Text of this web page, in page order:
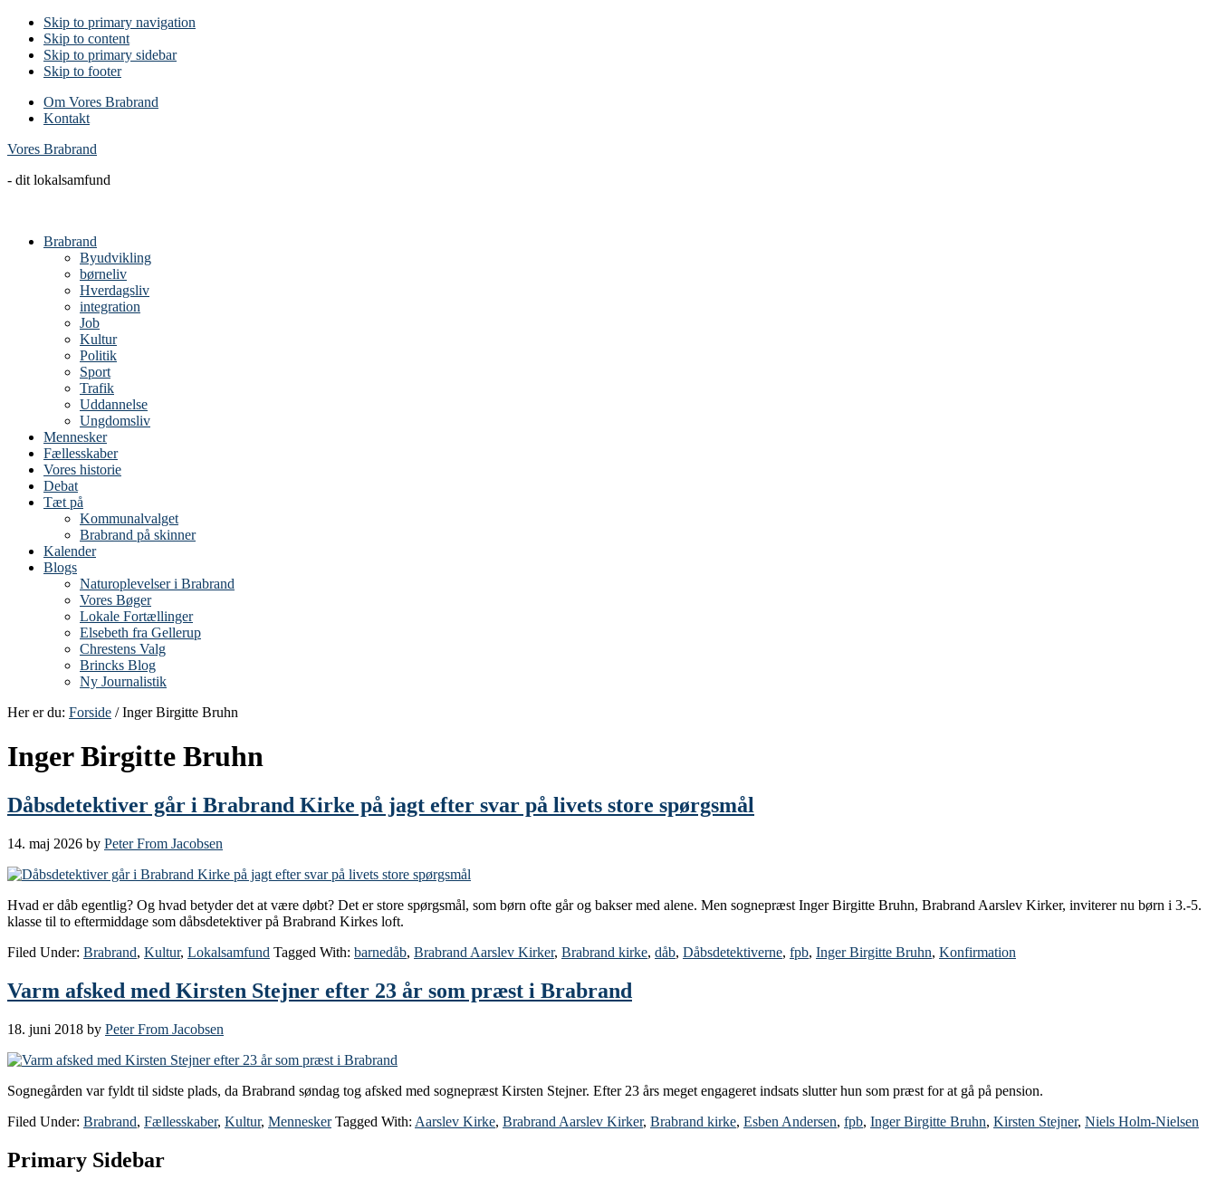
Skip to primary navigation
Skip to content
Skip to primary sidebar
Skip to footer
Om Vores Brabrand
Kontakt
Vores Brabrand
- dit lokalsamfund
Brabrand
Byudvikling
børneliv
Hverdagsliv
integration
Job
Kultur
Politik
Sport
Trafik
Uddannelse
Ungdomsliv
Mennesker
Fællesskaber
Vores historie
Debat
Tæt på
Kommunalvalget
Brabrand på skinner
Kalender
Blogs
Naturoplevelser i Brabrand
Vores Bøger
Lokale Fortællinger
Elsebeth fra Gellerup
Chrestens Valg
Brincks Blog
Ny Journalistik
Her er du: Forside / Inger Birgitte Bruhn
Inger Birgitte Bruhn
Dåbsdetektiver går i Brabrand Kirke på jagt efter svar på livets store spørgsmål
14. maj 2026 by Peter From Jacobsen
Hvad er dåb egentlig? Og hvad betyder det at være døbt? Det er store spørgsmål, som børn ofte går og bakser med alene. Men sognepræst Inger Birgitte Bruhn, Brabrand Aarslev Kirker, inviterer nu børn i 3.-5.
klasse til to eftermiddage som dåbsdetektiver på Brabrand Kirkes loft.
Filed Under: Brabrand, Kultur, Lokalsamfund Tagged With: barnedåb, Brabrand Aarslev Kirker, Brabrand kirke, dåb, Dåbsdetektiverne, fpb, Inger Birgitte Bruhn, Konfirmation
Varm afsked med Kirsten Stejner efter 23 år som præst i Brabrand
18. juni 2018 by Peter From Jacobsen
Sognegården var fyldt til sidste plads, da Brabrand søndag tog afsked med sognepræst Kirsten Stejner. Efter 23 års meget engageret indsats slutter hun som præst for at gå på pension.
Filed Under: Brabrand, Fællesskaber, Kultur, Mennesker Tagged With: Aarslev Kirke, Brabrand Aarslev Kirker, Brabrand kirke, Esben Andersen, fpb, Inger Birgitte Bruhn, Kirsten Stejner, Niels Holm-Nielsen
Primary Sidebar